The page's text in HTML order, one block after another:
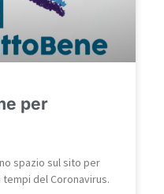
per
spazio sul sito per
del Coronavirus.